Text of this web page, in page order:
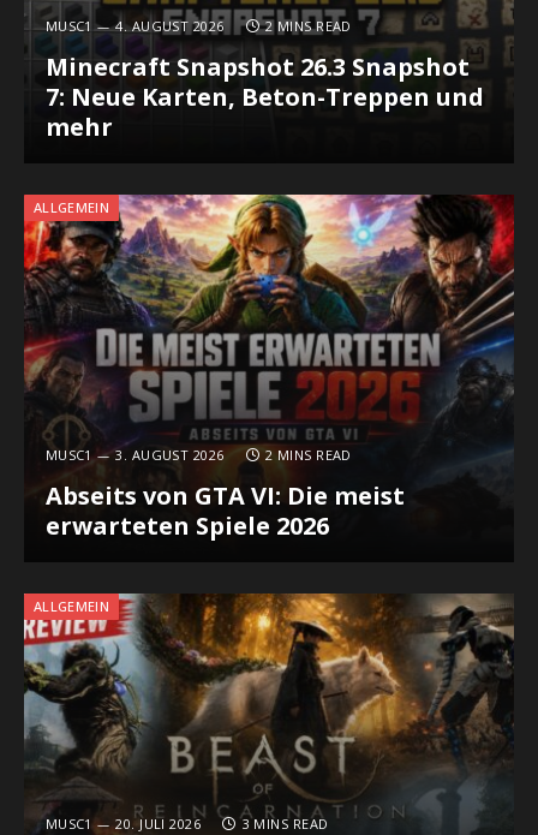
MUSC1 4. AUGUST 2026 2 MINS READ
Minecraft Snapshot 26.3 Snapshot
7: Neue Karten, Beton-Treppen und
mehr
ALLGEMEIN
MUSC1 3. AUGUST 2026 2 MINS READ
Abseits von GTA VI: Die meist
erwarteten Spiele 2026
ALLGEMEIN
MUSC1 20. JULI 2026 3 MINS READ